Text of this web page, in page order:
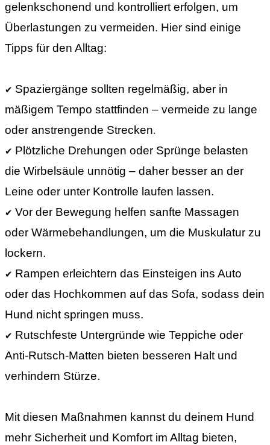
gelenkschonend und kontrolliert erfolgen, um
Überlastungen zu vermeiden. Hier sind einige
Tipps für den Alltag:
✔ Spaziergänge sollten regelmäßig, aber in
mäßigem Tempo stattfinden – vermeide zu lange
oder anstrengende Strecken.
✔ Plötzliche Drehungen oder Sprünge belasten
die Wirbelsäule unnötig – daher besser an der
Leine oder unter Kontrolle laufen lassen.
✔ Vor der Bewegung helfen sanfte Massagen
oder Wärmebehandlungen, um die Muskulatur zu
lockern.
✔ Rampen erleichtern das Einsteigen ins Auto
oder das Hochkommen auf das Sofa, sodass dein
Hund nicht springen muss.
✔ Rutschfeste Untergründe wie Teppiche oder
Anti-Rutsch-Matten bieten besseren Halt und
verhindern Stürze.
Mit diesen Maßnahmen kannst du deinem Hund
mehr Sicherheit und Komfort im Alltag bieten,